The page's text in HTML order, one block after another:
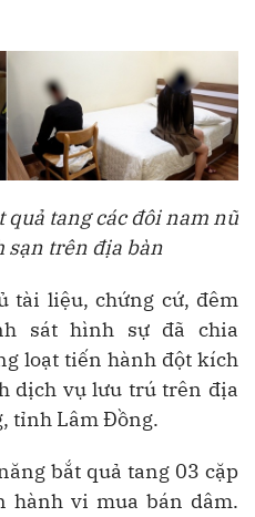
quả tang các đôi nam nữ
sạn trên địa bàn
tài liệu, chứng cứ, đêm
sát hình sự đã chia
loạt tiến hành đột kích
dịch vụ lưu trú trên địa
tỉnh Lâm Đồng.
bắt quả tang 03 cặp
hành vi mua bán dâm.